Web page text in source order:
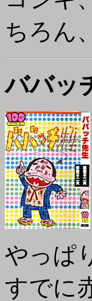
ちろん
ババッ
やっぱ
すでに